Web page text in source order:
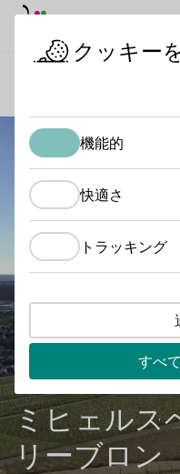
ミヒェルス
リーブロン
クッキー
機能的
快適さ
トラッキング
すべ